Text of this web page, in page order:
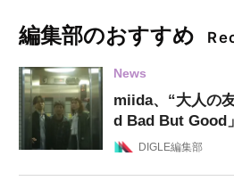
編集部のおすすめ
News
miida、“大人の
d Bad But Good
DIGLE編集部